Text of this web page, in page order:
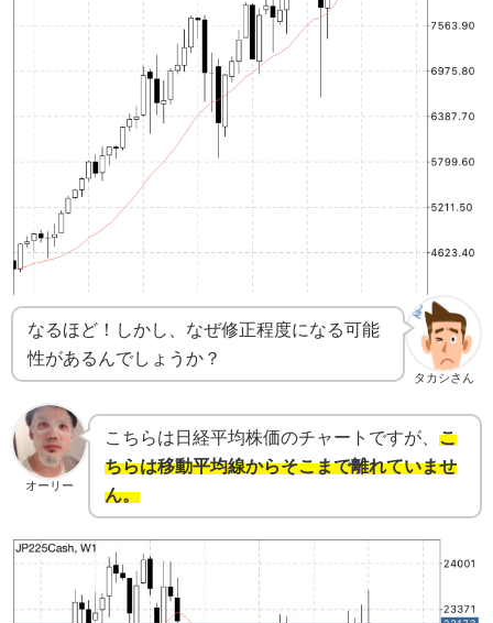
タカシさん
なるほど！しかし、なぜ修正程度になる可能
性があるんでしょうか？
オーリー
こちらは日経平均株価のチャートですが、 こ
ちらは移動平均線からそこまで離れていませ
ん。